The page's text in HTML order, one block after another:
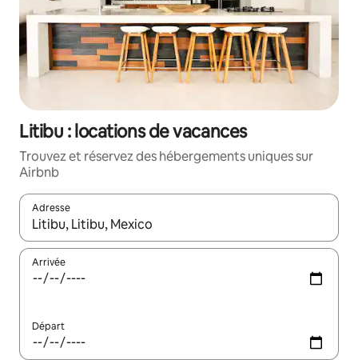
Litibu : locations de vacances
Trouvez et réservez des hébergements uniques sur
Airbnb
Adresse
Lorsque les résultats s'affichent, utilisez les flèches vers le
Arrivée
Départ